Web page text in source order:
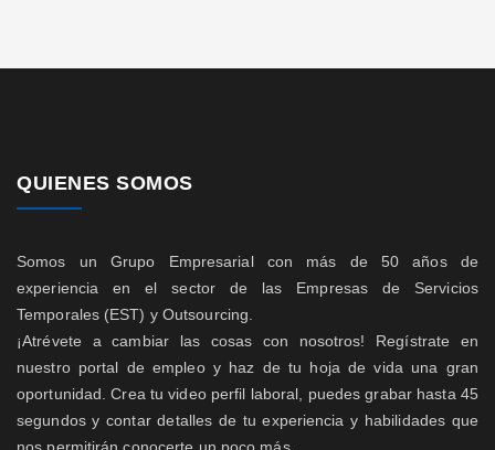
QUIENES SOMOS
Somos un Grupo Empresarial con más de 50 años de
experiencia en el sector de las Empresas de Servicios
Temporales (EST) y Outsourcing.
¡Atrévete a cambiar las cosas con nosotros! Regístrate en
nuestro portal de empleo y haz de tu hoja de vida una gran
oportunidad. Crea tu video perfil laboral, puedes grabar hasta 45
segundos y contar detalles de tu experiencia y habilidades que